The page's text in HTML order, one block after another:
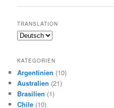
TRANSLATION
KATEGORIEN
Argentinien (10)
Australien (21)
Brasilien (1)
Chile (10)